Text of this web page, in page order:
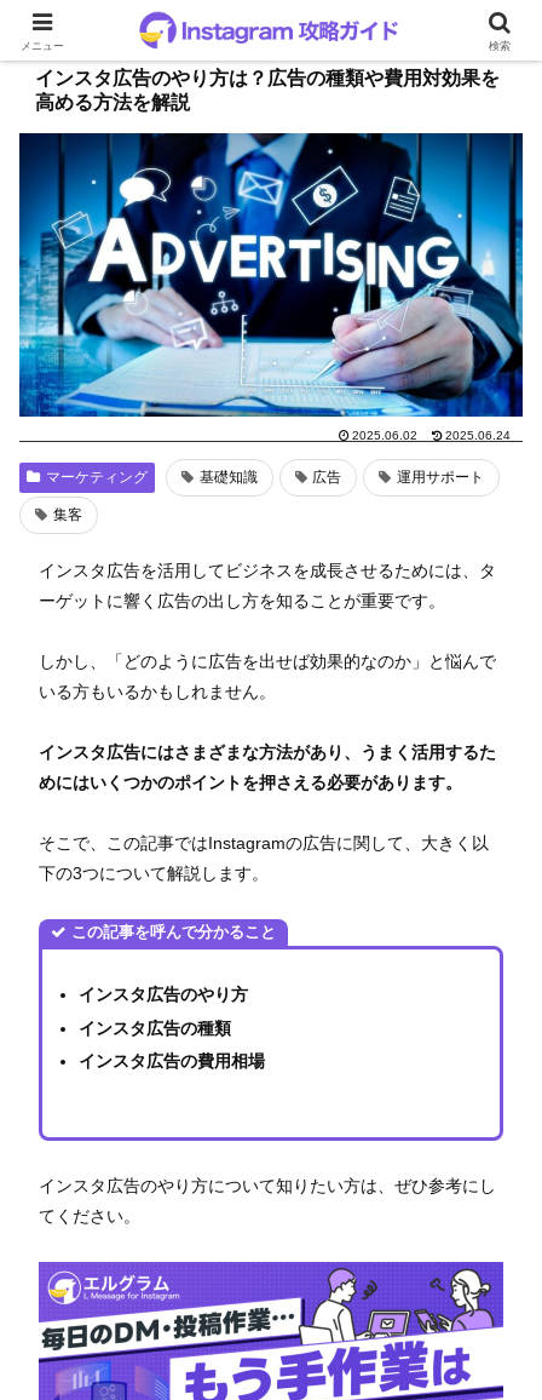
インスタ広告のやり方は？広告の種類や費用対効果を
高める方法を解説
2025.06.02 2025.06.24
マーケティング 基礎知識 広告 運用サポート
集客
インスタ広告を活用してビジネスを成長させるためには、タ
ーゲットに響く広告の出し方を知ることが重要です。
しかし、「どのように広告を出せば効果的なのか」と悩んで
いる方もいるかもしれません。
インスタ広告にはさまざまな方法があり、うまく活用するた
めにはいくつかのポイントを押さえる必要があります。
そこで、この記事ではInstagramの広告に関して、大きく以
下の3つについて解説します。
この記事を呼んで分かること
インスタ広告のやり方
インスタ広告の種類
インスタ広告の費用相場
インスタ広告のやり方について知りたい方は、ぜひ参考にし
てください。
メニュー 検索